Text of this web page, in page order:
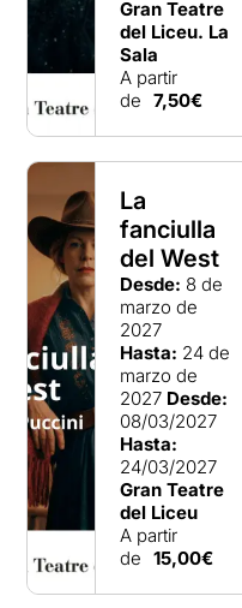
Gran Teatre
del Liceu. La
Sala
A partir
de 7,50€
La
fanciulla
del West
Desde: 8 de
marzo de
2027
Hasta: 24 de
marzo de
2027 Desde:
08/03/2027
Hasta:
24/03/2027
Gran Teatre
del Liceu
A partir
de 15,00€